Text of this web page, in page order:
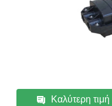
Καλύτερη τιμή